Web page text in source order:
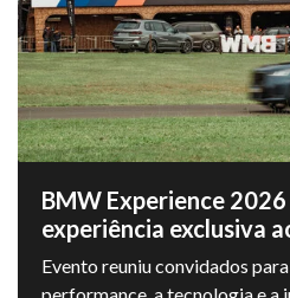
BMW Experience
experiência exclusiva
Evento reuniu convidados